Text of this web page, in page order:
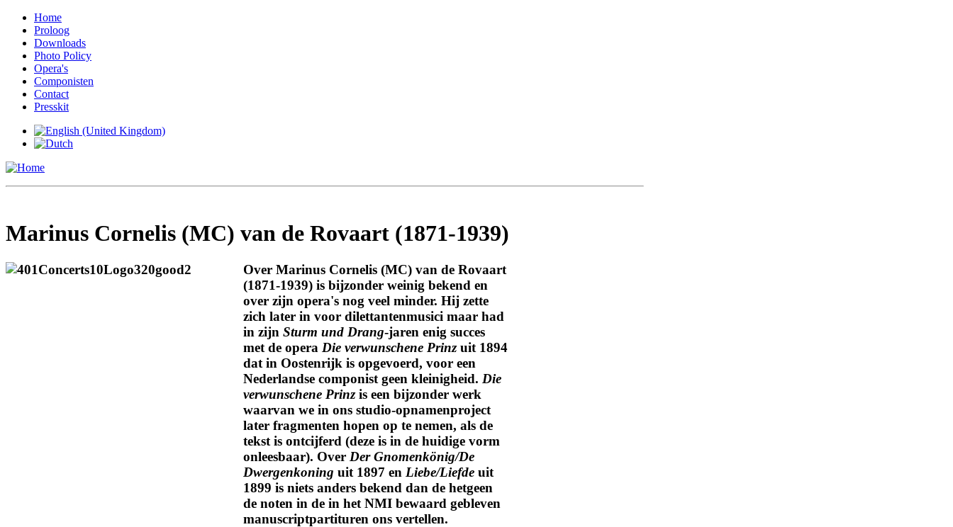
Home
Proloog
Downloads
Photo Policy
Opera's
Componisten
Contact
Presskit
Marinus Cornelis (MC) van de Rovaart (1871-1939)
Over Marinus Cornelis (MC) van de Rovaart
(1871-1939) is bijzonder weinig bekend en
over zijn opera's nog veel minder. Hij zette
zich later in voor dilettantenmusici maar had
in zijn Sturm und Drang-jaren enig succes
met de opera Die verwunschene Prinzuit 1894
dat in Oostenrijk is opgevoerd, voor een
Nederlandse componist geen kleinigheid. Die
verwunschene Prinzis een bijzonder werk
waarvan we in ons studio-opnamenproject
later fragmenten hopen op te nemen, als de
tekst is ontcijferd (deze is in de huidige vorm
onleesbaar). Over Der Gnomenkönig/De
Dwergenkoning uit 1897 en Liebe/Liefde uit
1899 is niets anders bekend dan de hetgeen
de noten in de in het NMI bewaard gebleven
manuscriptpartituren ons vertellen.